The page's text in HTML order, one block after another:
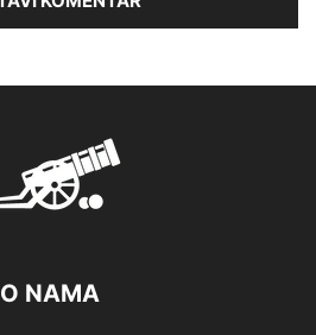
O NAMA